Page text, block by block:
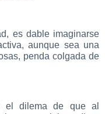
es dable imaginarse
aunque sea una
penda colgada de
el dilema de que al